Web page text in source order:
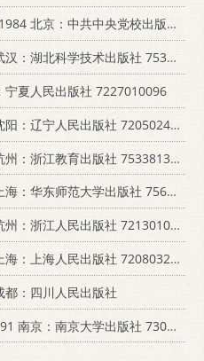
1984 北京：中共中央党校出版社；长沙：湖南人民出版社 3109·513
：湖北科学技术出版社 753521133X
宁夏人民出版社 7227010096
：辽宁人民出版社 720502482X
：浙江教育出版社 7533813693
：华东师范大学出版社 7561715021
：浙江人民出版社 721301000X
：上海人民出版社 7208032874
都：四川人民出版社
南京：南京大学出版社 7305011819